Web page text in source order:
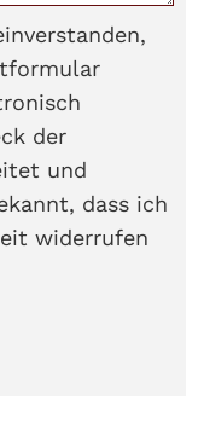
der
und
dass ich
widerrufen